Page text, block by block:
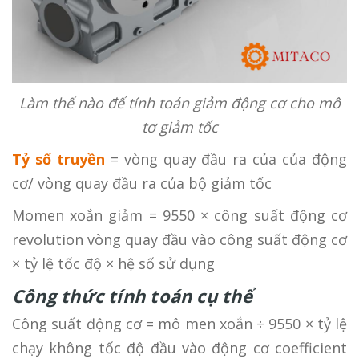
Làm thế nào để tính toán giảm động cơ cho mô
tơ giảm tốc
Tỷ số truyền = vòng quay đầu ra của của động
cơ/ vòng quay đầu ra của bộ giảm tốc
Momen xoắn giảm = 9550 × công suất động cơ
revolution vòng quay đầu vào công suất động cơ
× tỷ lệ tốc độ × hệ số sử dụng
Công thức tính toán cụ thể
Công suất động cơ = mô men xoắn ÷ 9550 × tỷ lệ
chạy không tốc độ đầu vào động cơ coefficient